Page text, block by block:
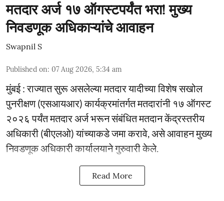
मतदार अर्ज १७ ऑगस्टपर्यंत भरा! मुख्य
निवडणूक अधिकाऱ्यांचे आवाहन
Swapnil S
Published on: 07 Aug 2026, 5:34 am
मुंबई : राज्यात सुरू असलेल्या मतदार यादीच्या विशेष सखोल
पुनरीक्षण (एसआयआर) कार्यक्रमांतर्गत मतदारांनी १७ ऑगस्ट
२०२६ पर्यंत मतदार अर्ज भरून संबंधित मतदान केंद्रस्तरीय
अधिकारी (बीएलओ) यांच्याकडे जमा करावे, असे आवाहन मुख्य
निवडणूक अधिकारी कार्यालयाने गुरुवारी केले.
Read More